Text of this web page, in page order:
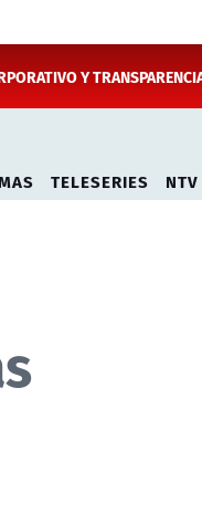
Y
TELESERIES NTV